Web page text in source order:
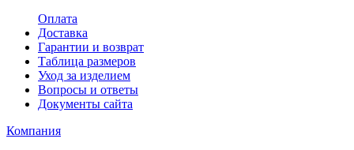
Оплата
Доставка
Гарантии и возврат
Таблица размеров
Уход за изделием
Вопросы и ответы
Документы сайта
Компания